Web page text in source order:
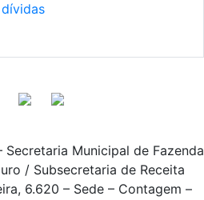
Municipal de Fazenda
/ Subsecretaria de Receita
6.620 – Sede – Contagem –